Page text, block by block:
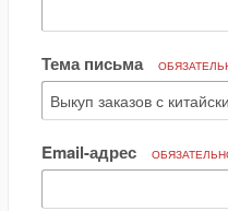
Тема письма
Email-адрес